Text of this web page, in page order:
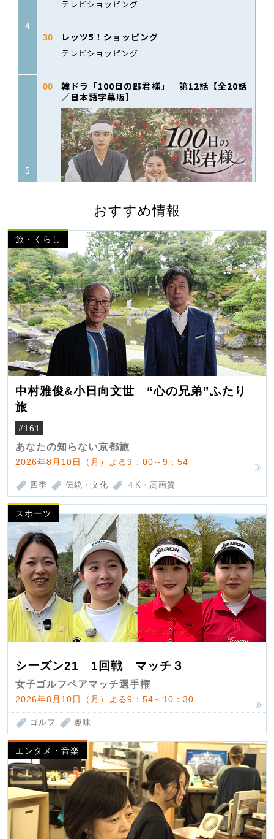
おすすめ情報
旅・くらし
中村雅俊&小日向文世 “心の兄弟”ふたり
旅
#161
あなたの知らない京都旅
2026年8月10日（月）よる9：00～9：54
四季 伝統・文化 ４K・高画質
スポーツ
シーズン21 1回戦 マッチ３
女子ゴルフペアマッチ選手権
2026年8月10日（月）よる9：54～10：30
ゴルフ 趣味
エンタメ・音楽